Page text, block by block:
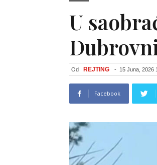
U
Od REJTING - 15 Juna, 2026
Facebook